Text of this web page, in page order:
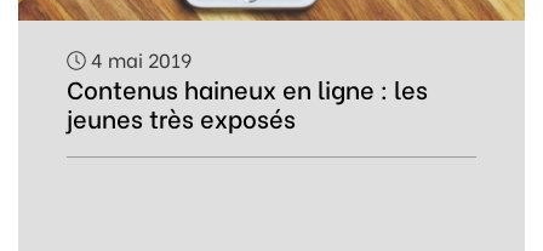
4 mai 2019
Contenus haineux en ligne : les
jeunes très exposés